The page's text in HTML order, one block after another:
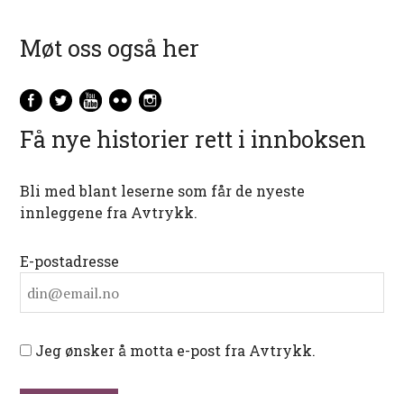
Møt oss også her
Få nye historier rett i innboksen
Bli med blant leserne som får de nyeste
innleggene fra Avtrykk.
E-postadresse
Jeg ønsker å motta e-post fra Avtrykk.